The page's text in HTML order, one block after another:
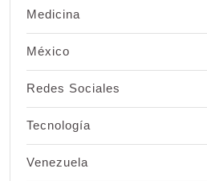
Medicina
México
Redes Sociales
Tecnología
Venezuela